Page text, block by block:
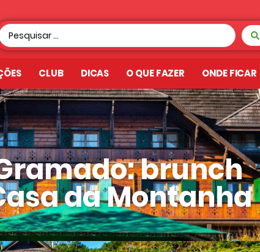
CLUB DICAS O QUE FAZER ONDE FICAR
brunch
da Montanha